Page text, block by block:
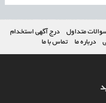
متداول
درج آگهی استخدام
درباره ما تماس با ما